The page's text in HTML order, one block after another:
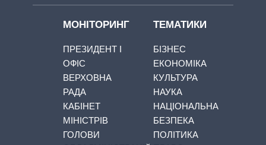
МОНІТОРИНГ
ПРЕЗИДЕНТ І
ОФІС
ВЕРХОВНА
РАДА
КАБІНЕТ
МІНІСТРІВ
ГОЛОВИ
ТЕМАТИКИ
БІЗНЕС
ЕКОНОМІКА
КУЛЬТУРА
НАУКА
НАЦІОНАЛЬНА
БЕЗПЕКА
ПОЛІТИКА